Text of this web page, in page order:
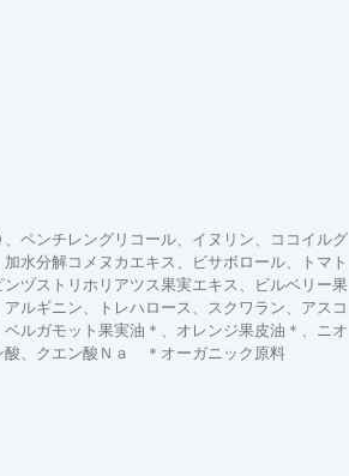
ペンチレングリコール、イヌリン、ココイルグ
水分解コメヌカエキス、ビサボロール、トマト
ヅストリホリアツス果実エキス、ビルベリー果
ルギニン、トレハロース、スクワラン、アスコ
ルガモット果実油＊、オレンジ果皮油＊、ニオ
酸、クエン酸Ｎａ ＊オーガニック原料